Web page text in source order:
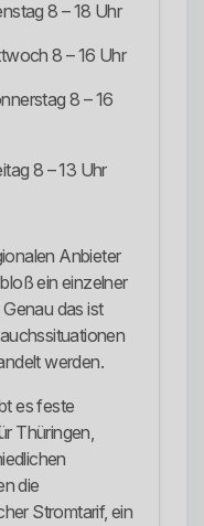
8 – 18 Uhr
8 – 16 Uhr
8 – 16
8 – 13 Uhr
Anbieter
ein einzelner
das ist
werden.
es feste
Thüringen,
die
Stromtarif, ein